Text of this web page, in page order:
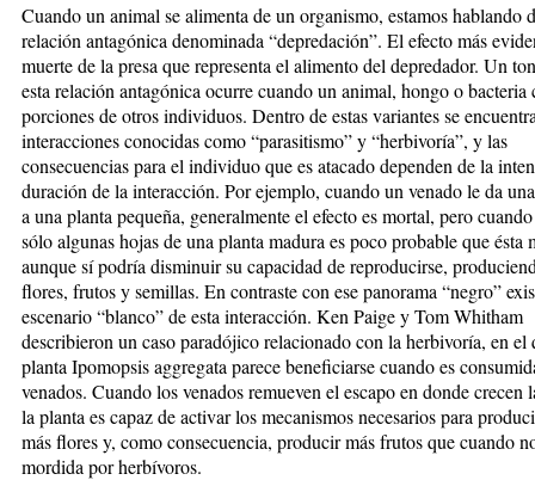
Cuando un animal se alimenta de un organismo, estamos hablando
relación antagónica denominada “depredación”. El efecto más
muerte de la presa que representa el alimento del depredador. Un
esta relación antagónica ocurre cuando un animal, hongo o bacteria
porciones de otros individuos. Dentro de estas variantes se
interacciones conocidas como “parasitismo” y “herbivoría”, y las
consecuencias para el individuo que es atacado dependen de la
duración de la interacción. Por ejemplo, cuando un venado le da
a una planta pequeña, generalmente el efecto es mortal, pero
sólo algunas hojas de una planta madura es poco probable que ésta
aunque sí podría disminuir su capacidad de reproducirse,
flores, frutos y semillas. En contraste con ese panorama “negro”
escenario “blanco” de esta interacción. Ken Paige y Tom Whitham
describieron un caso paradójico relacionado con la herbivoría, en el
planta Ipomopsis aggregata parece beneficiarse cuando es
venados. Cuando los venados remueven el escapo en donde crecen
la planta es capaz de activar los mecanismos necesarios para
más flores y, como consecuencia, producir más frutos que cuando
mordida por herbívoros.